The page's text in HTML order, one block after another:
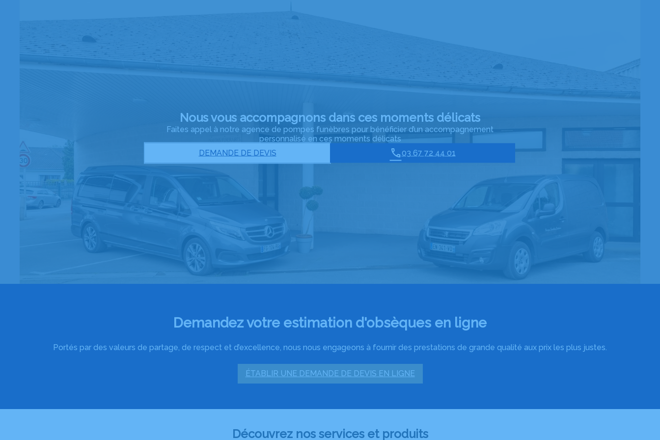
Nous vous accompagnons dans ces moments délicats
Faites appel à notre agence de pompes funèbres pour bénéficier d’un accompagnement
personnalisé en ces moments délicats
DEMANDE DE DEVIS
03 67 72 44 01
Demandez votre estimation d'obsèques en ligne
Portés par des valeurs de partage, de respect et d’excellence, nous nous engageons à fournir des prestations de grande qualité aux prix les plus justes.
ÉTABLIR UNE DEMANDE DE DEVIS EN LIGNE
Découvrez nos services et produits